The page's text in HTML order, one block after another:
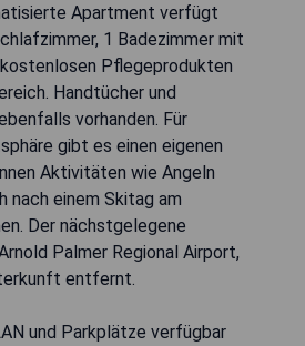
Apartment verfügt
1 Badezimmer mit
Pflegeprodukten
Handtücher und
vorhanden. Für
gibt es einen eigenen
Aktivitäten wie Angeln
nach einem Skitag am
Der nächstgelegene
Palmer Regional Airport,
entfernt.
und Parkplätze verfügbar